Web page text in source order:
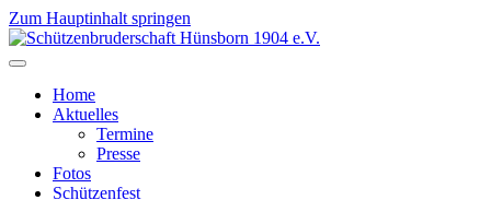
Zum Hauptinhalt springen
Home
Aktuelles
Termine
Presse
Fotos
Schützenfest